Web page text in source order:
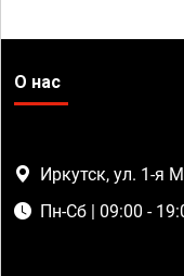
О нас
Иркутск, ул. 1-я
Пн-Сб | 09:00 -